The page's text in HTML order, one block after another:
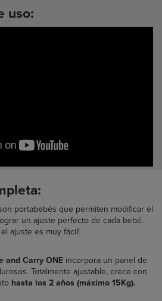
uso:
portabebés que permiten modificar el
un ajuste perfecto de cada bebé.
ajuste es muy fácil!
and Carry ONE incorpora un panel de
Totalmente ajustable, crece con
hasta los 2 años (máximo 15Kg).